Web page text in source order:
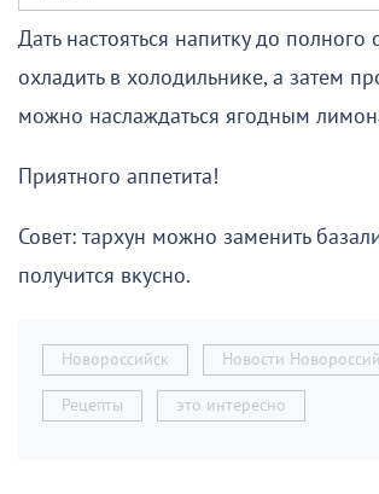
Дать настояться напитку до полного
охладить в холодильнике, а затем
можно наслаждаться ягодным
Приятного аппетита!
Совет: тархун можно заменить
получится вкусно.
Новороссийск Новости
Рецепты это интересно